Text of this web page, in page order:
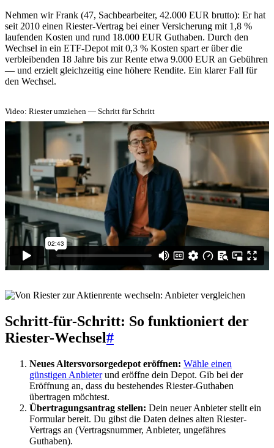
Nehmen wir Frank (47, Sachbearbeiter, 42.000 EUR brutto): Er hat
seit 2010 einen Riester-Vertrag bei einer Versicherung mit 1,8 %
laufenden Kosten und rund 18.000 EUR Guthaben. Durch den
Wechsel in ein ETF-Depot mit 0,3 % Kosten spart er über die
verbleibenden 18 Jahre bis zur Rente etwa 9.000 EUR an Gebühren
— und erzielt gleichzeitig eine höhere Rendite. Ein klarer Fall für
den Wechsel.
Video: Riester umziehen — Schritt für Schritt
Schritt-für-Schritt: So funktioniert der
Riester-Wechsel#
Neues Altersvorsorgedepot eröffnen: Wähle einen
günstigen Anbieterund eröffne dein Depot. Gib bei der
Eröffnung an, dass du bestehendes Riester-Guthaben
übertragen möchtest.
Übertragungsantrag stellen: Dein neuer Anbieter stellt ein
Formular bereit. Du gibst die Daten deines alten Riester-
Vertrags an (Vertragsnummer, Anbieter, ungefähres
Guthaben).